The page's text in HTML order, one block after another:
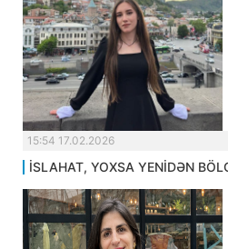
15:54 17.02.2026
İSLAHAT, YOXSA YENİDƏN